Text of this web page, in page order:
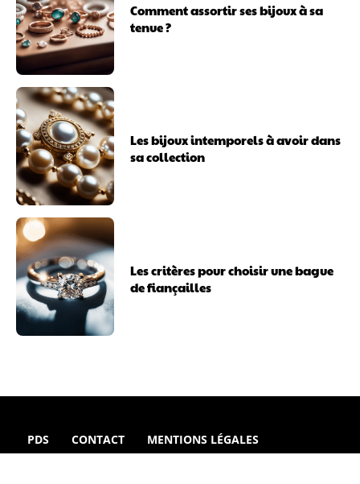
Comment assortir ses bijoux à sa
tenue ?
Les bijoux intemporels à avoir dans
sa collection
Les critères pour choisir une bague
de fiançailles
PDS CONTACT MENTIONS LÉGALES